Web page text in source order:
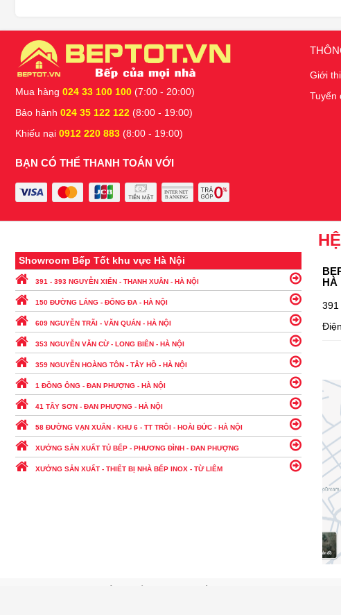
Mua hàng 024 33 100 100 (7:00 - 20:00)
Bảo hành 024 35 122 122 (8:00 - 19:00)
Khiếu nại 0912 220 883 (8:00 - 19:00)
BẠN CÓ THỂ THANH TOÁN VỚI
Giới
Tuyển
Showroom Bếp Tốt khu vực Hà Nội
391 - 393 NGUYỄN XIỂN - THANH XUÂN - HÀ NỘI
150 ĐƯỜNG LÁNG - ĐỐNG ĐA - HÀ NỘI
609 NGUYỄN TRÃI - VĂN QUÁN - HÀ NỘI
353 NGUYỄN VĂN CỪ - LONG BIÊN - HÀ NỘI
359 NGUYỄN HOÀNG TÔN - TÂY HỒ - HÀ NỘI
1 ĐỒNG ÔNG - ĐAN PHƯỢNG - HÀ NỘI
41 TÂY SƠN - ĐAN PHƯỢNG - HÀ NỘI
58 ĐƯỜNG VẠN XUÂN - KHU 6 - TT TRÔI - HOÀI ĐỨC - HÀ NỘI
XƯỞNG SẢN XUẤT TỦ BẾP - PHƯƠNG ĐÌNH - ĐAN PHƯỢNG
XƯỞNG SẢN XUẤT - THIẾT BỊ NHÀ BẾP INOX - TỪ LIÊM
HÀ
391